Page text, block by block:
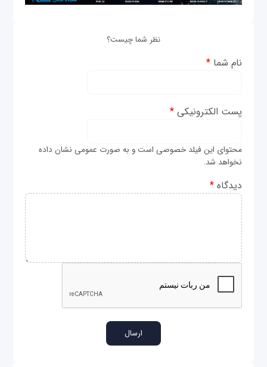
نظر شما چیست؟
نام شما*
پست الکترونیکی*
محتوای این فیلد خصوصی است و به صورت عمومی نشان داده
نخواهد شد.
دیدگاه*